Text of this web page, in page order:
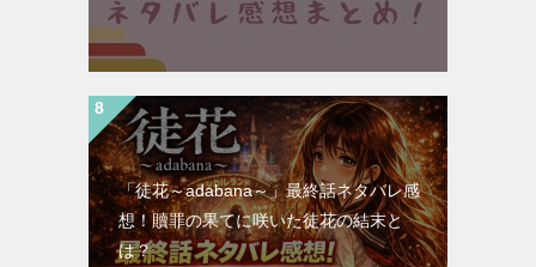
「徒花～adabana～」最終話ネタバレ感
想！贖罪の果てに咲いた徒花の結末と
は？